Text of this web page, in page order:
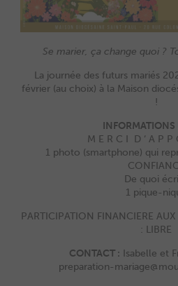
Se marier, ça change quoi ?
La journée des futurs mariés
février (au choix) à la Maison
!
INFORMATIONS
M E R C I D ‘ A P P
1 photo (smartphone) qui
De quoi
1 pique-
PARTICIPATION FINANCIERE
: LIBRE
CONTACT : Isabelle et
preparation-